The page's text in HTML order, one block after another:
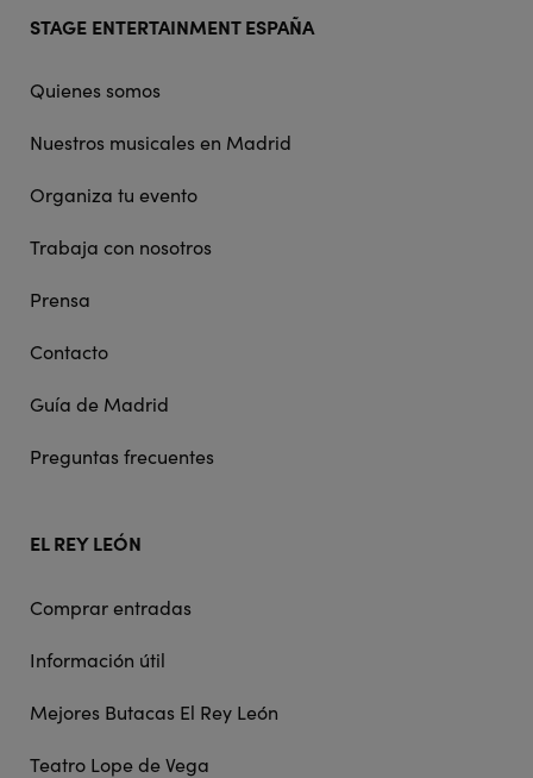
doormat
STAGE ENTERTAINMENT ESPAÑA
Quienes somos
Nuestros musicales en Madrid
Organiza tu evento
Trabaja con nosotros
Prensa
Contacto
Guía de Madrid
Preguntas frecuentes
EL REY LEÓN
Comprar entradas
Información útil
Mejores Butacas El Rey León
Teatro Lope de Vega